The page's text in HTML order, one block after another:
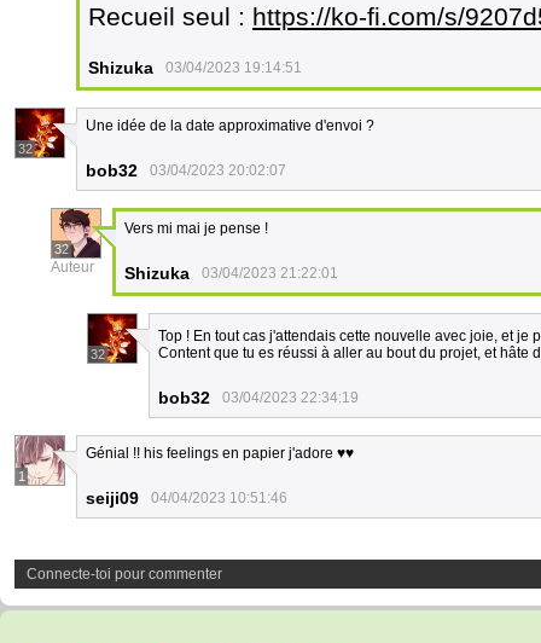
Recueil seul : https://ko-fi.com/s/
Shizuka 03/04/2023 19:14:51
32
Une idée de la date approximative d'envoi ?
bob32 03/04/2023 20:02:07
32
Auteur
Vers mi mai je pense !
Shizuka 03/04/2023 21:22:01
32
Top ! En tout cas j'attendais cette nouvelle avec joie, et
Content que tu es réussi à aller au bout du projet, et hâte
bob32 03/04/2023 22:34:19
1
Génial !! his feelings en papier j'adore ♥♥
seiji09 04/04/2023 10:51:46
Connecte-toi pour commenter